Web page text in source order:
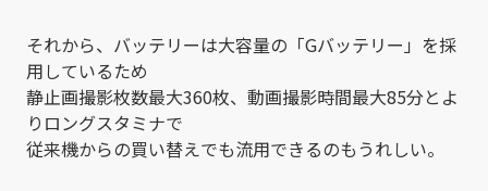
それから、バッテリーは大容量の「Gバッテリー」を採
用しているため
静止画撮影枚数最大360枚、動画撮影時間最大85分とよ
りロングスタミナで
従来機からの買い替えでも流用できるのもうれしい。